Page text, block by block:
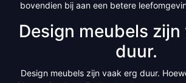
bovendien bij aan een betere
Design meubels zijn
duur.
Design meubels zijn vaak erg duur.